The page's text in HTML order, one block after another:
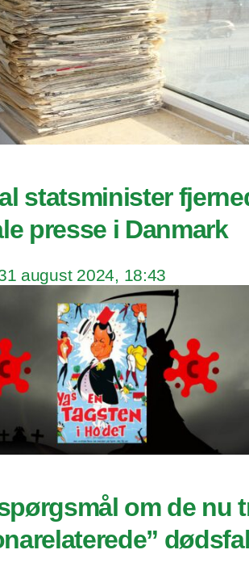
statsminister
presse i Danmark
august 2024, 18:43
om de nu